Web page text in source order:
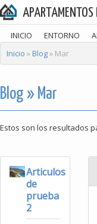
APARTAMENTOS
INICIO ENTORNO
Inicio »Blog» Mar
Blog » Mar
Estos son los resultados
Articulos
de
prueba
2